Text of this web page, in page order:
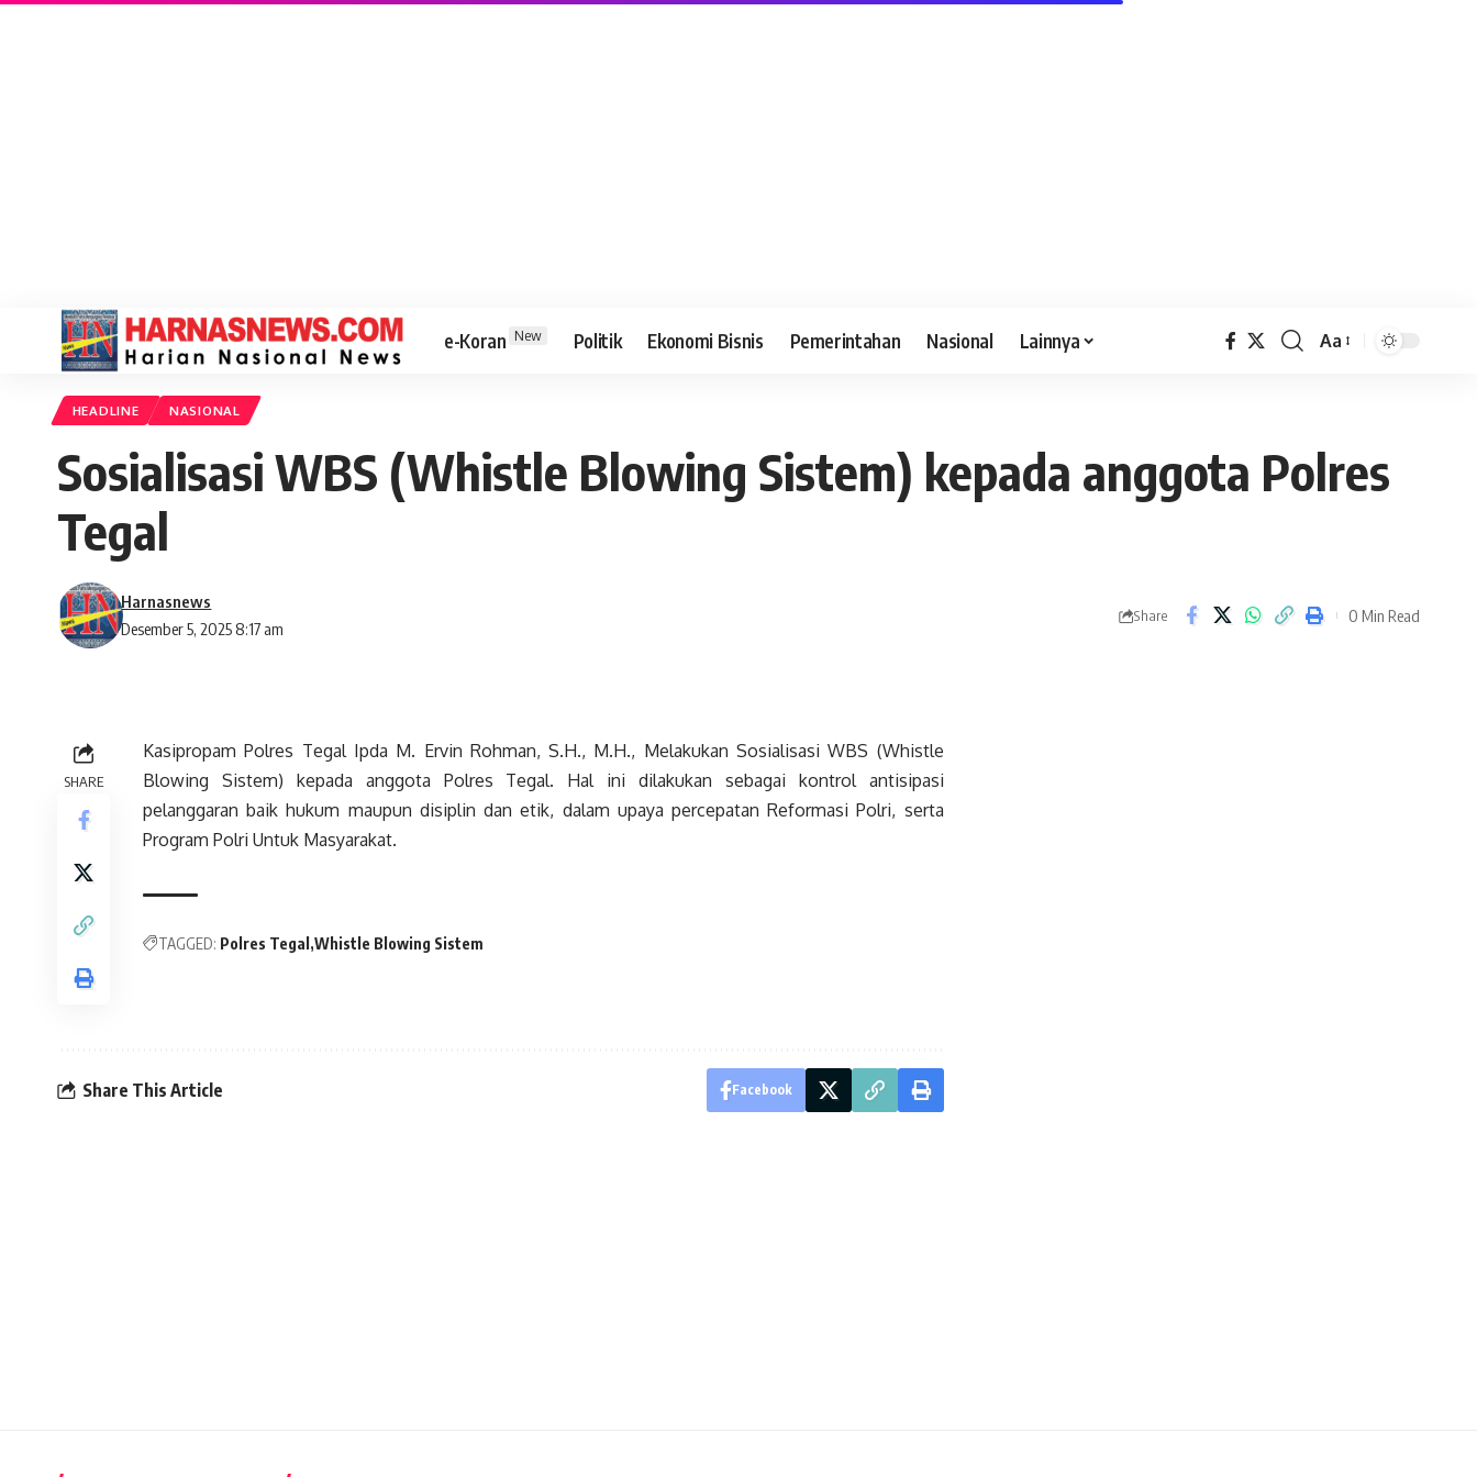
e-Koran New Politik Ekonomi Bisnis Pemerintahan Nasional Lainnya Aa
HEADLINE NASIONAL
Sosialisasi WBS (Whistle Blowing Sistem) kepada anggota Polres
Tegal
Desember 5, 2025 8:17 am
Harnasnews
Share 0 Min Read
SHARE
Kasipropam Polres Tegal Ipda M. Ervin Rohman, S.H., M.H., Melakukan Sosialisasi WBS (Whistle
Blowing Sistem) kepada anggota Polres Tegal. Hal ini dilakukan sebagai kontrol antisipasi
pelanggaran baik hukum maupun disiplin dan etik, dalam upaya percepatan Reformasi Polri, serta
Program Polri Untuk Masyarakat.
TAGGED: Polres Tegal Whistle Blowing Sistem
Share This Article Facebook